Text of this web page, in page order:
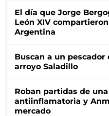
El día que Jorge
León XIV
Argentina
Buscan a un pescador
arroyo Saladillo
Roban partidas de
antiinflamatoria y
mercado